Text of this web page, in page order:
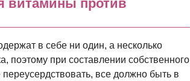
витамины против
в себе ни один, а несколько
поэтому при составлении собственного
все должно быть в